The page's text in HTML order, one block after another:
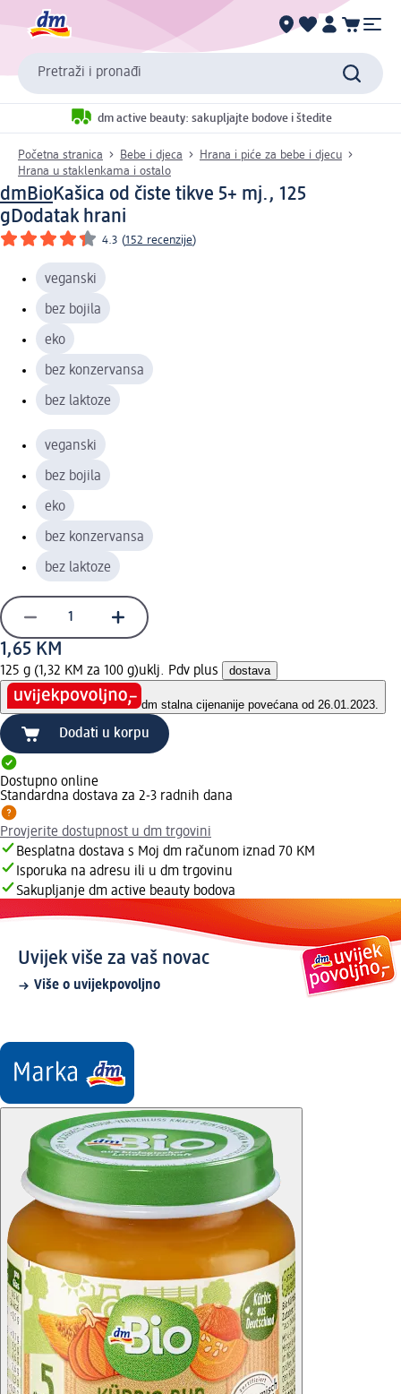
Pretraži i pronađi
dm active beauty: sakupljajte bodove i štedite
Početna stranica Bebe i djeca
Hrana i piće za bebe i djecu
Hrana u staklenkama i ostalo
dmBioKašica od čiste tikve 5+ mj., 125
gDodatak hrani
4.3 (152 recenzije)
veganski
bez bojila
eko
bez konzervansa
bez laktoze
veganski
bez bojila
eko
bez konzervansa
bez laktoze
1,65 KM
125 g (1,32 KM za 100 g)uklj. Pdv plus dostava
dm stalna cijenanije povećana od 26.01.2023.
Dodati u korpu
Dostupno online
Standardna dostava za 2-3 radnih dana
Provjerite dostupnost u dm trgovini
Besplatna dostava s Moj dm računom iznad 70 KM
Isporuka na adresu ili u dm trgovinu
Sakupljanje dm active beauty bodova
Uvijek više za vaš novac
Više o uvijekpovoljno